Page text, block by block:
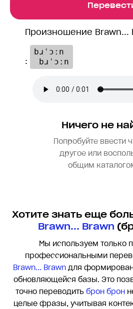
Произношение Brawn...
:
bɹˈɔːn
bɹˈɔːn
Ничего не
Попробуйте ввести
другое или
общим
Хотите знать еще
Brawn... Brawn
Мы используем только
профессиональными
Brawn... Brawn для
обновляющейся базы. Это
точно переводить брон брон
целые фразы, учитывая